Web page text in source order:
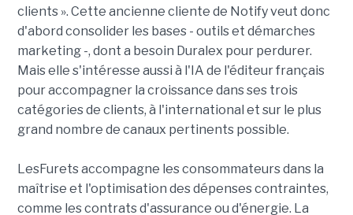
clients ». Cette ancienne cliente de Notify veut donc
d'abord consolider les bases - outils et démarches
marketing -, dont a besoin Duralex pour perdurer.
Mais elle s'intéresse aussi à l'IA de l'éditeur français
pour accompagner la croissance dans ses trois
catégories de clients, à l'international et sur le plus
grand nombre de canaux pertinents possible.
LesFurets accompagne les consommateurs dans la
maîtrise et l'optimisation des dépenses contraintes,
comme les contrats d'assurance ou d'énergie. La